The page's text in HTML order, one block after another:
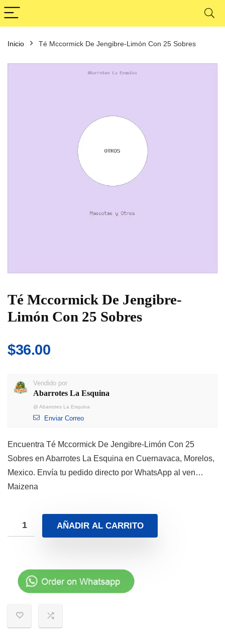
Inicio Té Mccormick De Jengibre-Limón Con 25 Sobres
Té Mccormick De Jengibre-
Limón Con 25 Sobres
$36.00
Vendido por
Abarrotes La Esquina
@ Abarrotes La Esquina
Enviar Correo
Encuentra Té Mccormick De Jengibre-Limón Con 25
Sobres en Abarrotes La Esquina en Cuernavaca, Morelos,
Mexico. Envía tu pedido directo por WhatsApp al ven…
Maizena
AÑADIR AL CARRITO